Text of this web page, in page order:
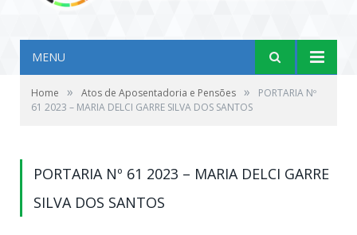
MENU
Home » Atos de Aposentadoria e Pensões »
PORTARIA Nº
61 2023 – MARIA DELCI GARRE SILVA DOS SANTOS
PORTARIA Nº 61 2023 – MARIA DELCI GARRE
SILVA DOS SANTOS